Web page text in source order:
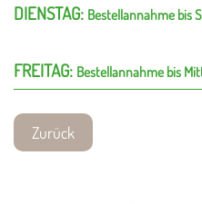
DIENSTAG: Bestellannahme bis
FREITAG: Bestellannahme bis
Zurück